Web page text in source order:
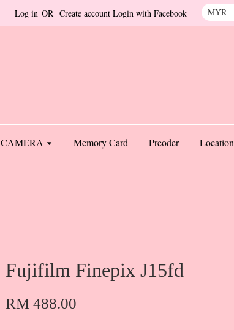
Log in OR Create account Login with Facebook
CAMERA Memory Card Preoder Location
Fujifilm Finepix J15fd
RM 488.00